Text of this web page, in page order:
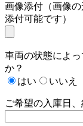
画像添付（画像
添付可能です）
車両の状態によ
か？
はい
いいえ
ご希望の入庫日